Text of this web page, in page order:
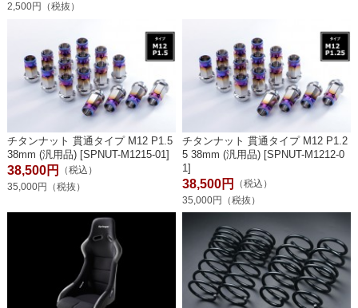
2,500円（税抜）
チタンナット 貫通タイプ M12 P1.5
38mm (汎用品) [SPNUT-M1215-01]
38,500円
（税込）
35,000円（税抜）
チタンナット 貫通タイプ M12 P1.2
5 38mm (汎用品) [SPNUT-M1212-0
1]
38,500円
（税込）
35,000円（税抜）